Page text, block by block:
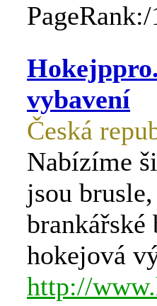
vybavení
Česká
Nabízíme
jsou
brankářské
hokejová
http://